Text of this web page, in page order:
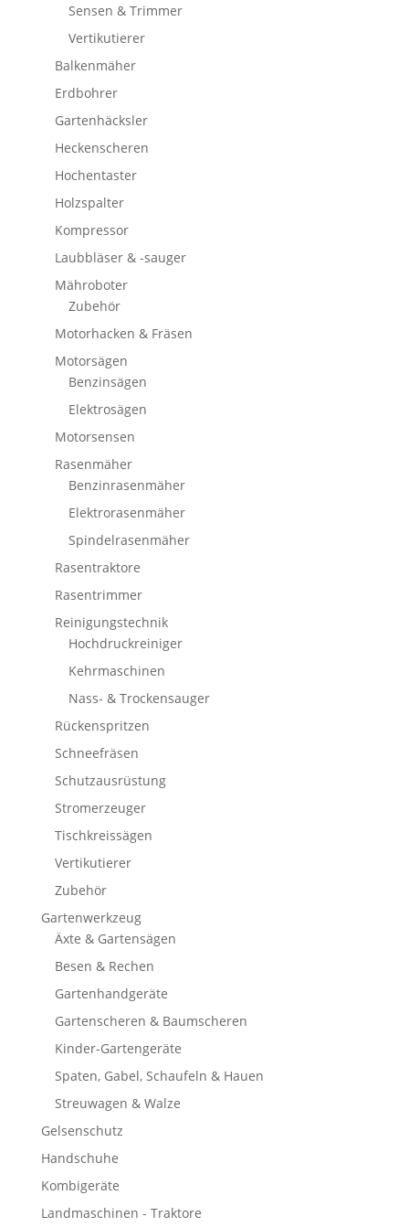
Sensen & Trimmer
Vertikutierer
Balkenmäher
Erdbohrer
Gartenhäcksler
Heckenscheren
Hochentaster
Holzspalter
Kompressor
Laubbläser & -sauger
Mähroboter
Zubehör
Motorhacken & Fräsen
Motorsägen
Benzinsägen
Elektrosägen
Motorsensen
Rasenmäher
Benzinrasenmäher
Elektrorasenmäher
Spindelrasenmäher
Rasentraktore
Rasentrimmer
Reinigungstechnik
Hochdruckreiniger
Kehrmaschinen
Nass- & Trockensauger
Rückenspritzen
Schneefräsen
Schutzausrüstung
Stromerzeuger
Tischkreissägen
Vertikutierer
Zubehör
Gartenwerkzeug
Äxte & Gartensägen
Besen & Rechen
Gartenhandgeräte
Gartenscheren & Baumscheren
Kinder-Gartengeräte
Spaten, Gabel, Schaufeln & Hauen
Streuwagen & Walze
Gelsenschutz
Handschuhe
Kombigeräte
Landmaschinen - Traktore